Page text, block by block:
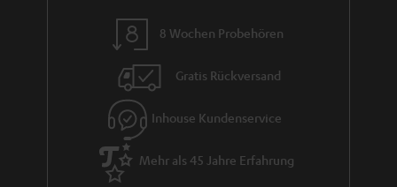
8 Wochen Probehören
Gratis Rückversand
Inhouse Kundenservice
Mehr als 45 Jahre Erfahrung